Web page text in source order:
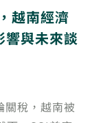
越南經濟
響與未來談
關稅，越南被